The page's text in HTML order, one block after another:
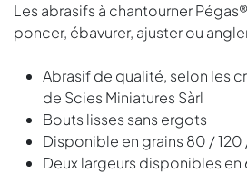
Les abrasifs à chantourner
poncer, ébavurer, ajuster ou
Abrasif de qualité, selon les
de Scies Miniatures Sàrl
Bouts lisses sans ergots
Disponible en grains 80 /
Deux largeurs disponibles en